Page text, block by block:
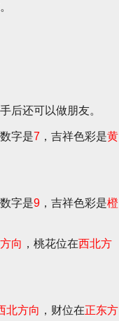
后还可以做朋友。
字是7 ，吉祥色彩是黄
字是9 ，吉祥色彩是橙
向 ，桃花位在西北方
北方向 ，财位在正东方